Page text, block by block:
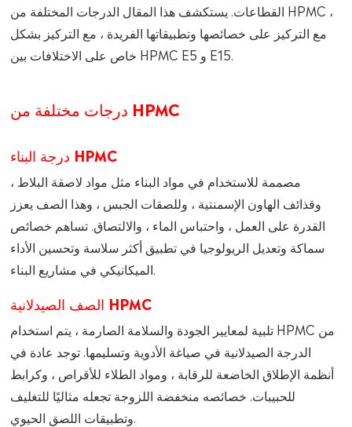
القطاعات. يستكشف هذا المقال الدرجات المختلفة من HPMC ،
مع التركيز على خصائصها وتطبيقاتها الفريدة ، مع التركيز بشكل
خاص على الاختلافات بين HPMC E5 و E15.
درجات مختلفة من HPMC
درجة البناء HPMC
مصممة للاستخدام في مواد البناء مثل مواد لاصقة البلاط ،
وقذائف الهاون الإسمنتية ، وللصقات الجبس ، وهذا الصف يعزز
القدرة على العمل ، واحتباس الماء ، والالتصاق. تساهم خصائص
سماكة وتعديل الريولوجيا في تطبيق أكثر سلاسة وتحسين الأداء
الميكانيكي في مشاريع البناء.
الصف الصيدلانية HPMC
تلبية لمعايير الجودة والسلامة الصارمة ، يتم استخدام HPMC من
الدرجة الصيدلانية في صياغة الأدوية وتسليمها. توجد عادة في
أنظمة الإطلاق الخاضعة للرقابة ، ومواد الطلاء للأقراص ، وكرابط
للحبيبات. خصائصه منخفضة اللزوجة تجعله مثاليًا للتغليف
وتطبيقات اللصق الحيوي.